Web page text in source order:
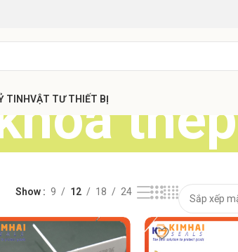
TINHVẬT TƯ THIẾT BỊ thép
Show 9 12 18 24